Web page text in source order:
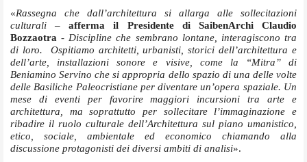
«Rassegna che dall’architettura si allarga alle sollecitazioni
culturali –afferma il Presidente di SaibenArchi Claudio
Bozzaotra - Discipline che sembrano lontane, interagiscono tra
di loro. Ospitiamo architetti, urbanisti, storici dell’architettura e
dell’arte, installazioni sonore e visive, come la “Mitra” di
Beniamino Servino che si appropria dello spazio di una delle volte
delle Basiliche Paleocristiane per diventare un’opera spaziale. Un
mese di eventi per favorire maggiori incursioni tra arte e
architettura, ma soprattutto per sollecitare l’immaginazione e
ribadire il ruolo culturale dell’Architettura sul piano umanistico,
etico, sociale, ambientale ed economico chiamando alla
discussione protagonisti dei diversi ambiti di analisi».